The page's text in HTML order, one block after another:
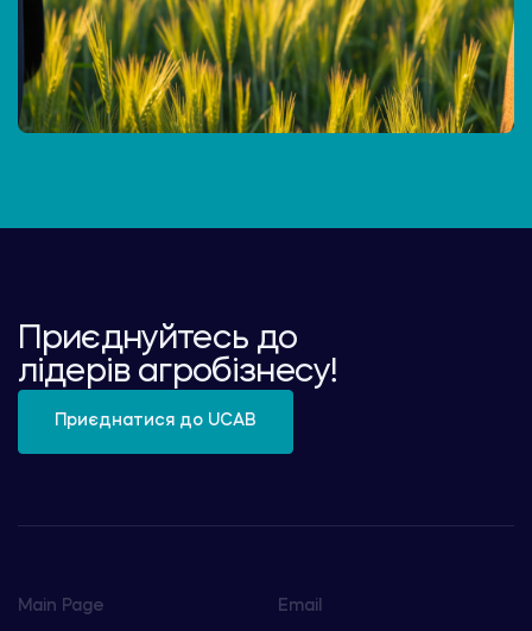
Приєднуйтесь до
лідерів агробізнесу!
Приєднатися до UCAB
Main Page Email